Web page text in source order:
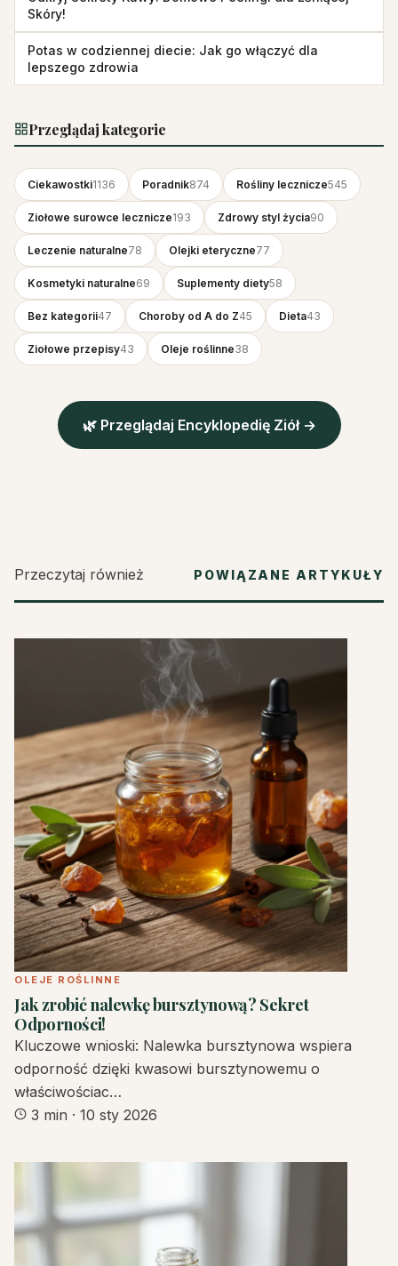
Skóry!
Potas w codziennej diecie: Jak go włączyć dla
lepszego zdrowia
Przeglądaj kategorie
Ciekawostki1136 Poradnik874 Rośliny lecznicze545
Ziołowe surowce lecznicze193 Zdrowy styl życia90
Leczenie naturalne78 Olejki eteryczne77
Kosmetyki naturalne69 Suplementy diety58
Bez kategorii47 Choroby od A do Z45 Dieta43
Ziołowe przepisy43 Oleje roślinne38
🌿 Przeglądaj Encyklopedię Ziół →
Przeczytaj również POWIĄZANE ARTYKUŁY
OLEJE ROŚLINNE
Jak zrobić nalewkę bursztynową? Sekret
Odporności!
Kluczowe wnioski: Nalewka bursztynowa wspiera
odporność dzięki kwasowi bursztynowemu o
właściwościac…
3 min · 10 sty 2026